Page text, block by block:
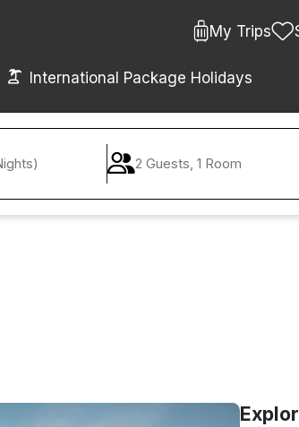
My Trips
International Package Holidays
2 Guests, 1 Room